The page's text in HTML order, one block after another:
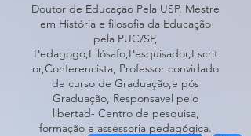
Doutor de Educação Pela USP, Mestre
em História e filosofia da Educação
pela PUC/SP,
Pedagogo,Filósafo,Pesquisador,Escrit
or,Conferencista, Professor convidado
de curso de Graduação,e pós
Graduação, Responsavel pelo
libertad- Centro de pesquisa,
formação e assessoria pedagógica.